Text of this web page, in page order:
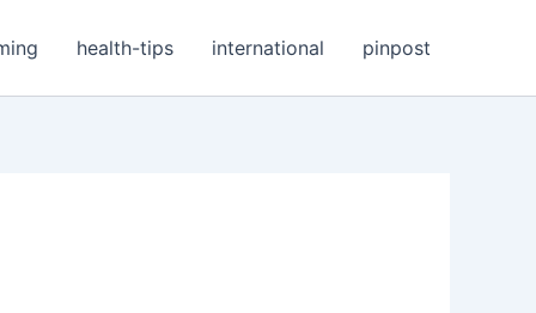
health-tips international pinpost